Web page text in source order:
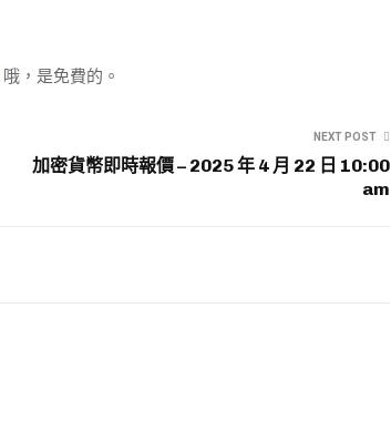
哦，是免費的。
NEXT POST
加密貨幣即時報價 – 2025 年 4 月 22 日 10:00
am